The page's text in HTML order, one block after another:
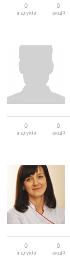
0
відгуків
0
акцій
0
відгуків
0
акцій
0
відгуків
0
акцій